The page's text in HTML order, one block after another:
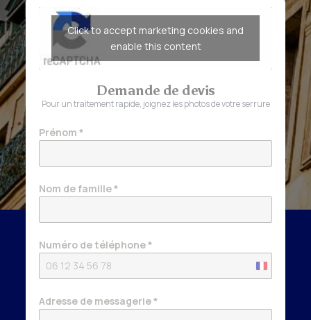
Click to accept marketing cookies and
enable this content
Demande de devis
Pour un traitement rapide, joignez les photos de votre serrure
Prénom*
Nom de famille*
Numéro de téléphone*
France
Adresse de messagerie*